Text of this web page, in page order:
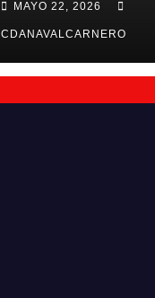
26/27
MAYO 22, 2026
CDANAVALCARNERO